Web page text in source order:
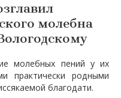
молебна
молебных пений у их
практически родными
благодати.